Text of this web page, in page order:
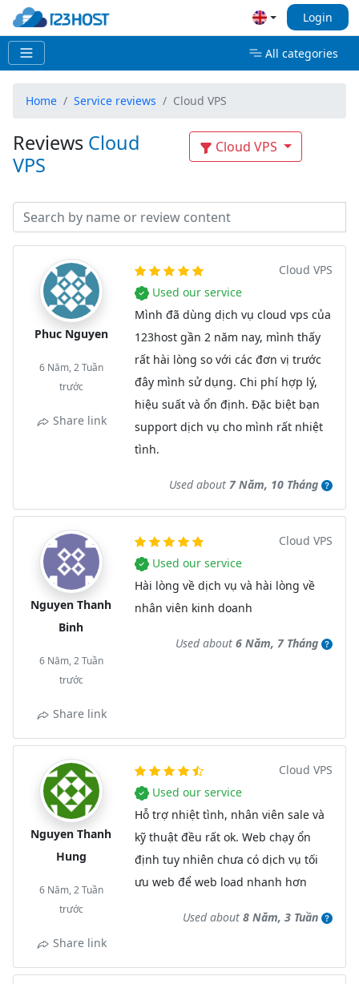
Login
All categories
Home Service reviews Cloud VPS
Reviews Cloud
VPS
Cloud VPS
Phuc Nguyen
6 Năm, 2 Tuần
trước
Share link
Cloud VPS
Used our service
Mình đã dùng dịch vụ cloud vps của
123host gần 2 năm nay, mình thấy
rất hài lòng so với các đơn vị trước
đây mình sử dụng. Chi phí hợp lý,
hiệu suất và ổn định. Đặc biệt bạn
support dịch vụ cho mình rất nhiệt
tình.
Used about 7 Năm, 10 Tháng
Nguyen Thanh
Binh
6 Năm, 2 Tuần
trước
Share link
Cloud VPS
Used our service
Hài lòng về dịch vụ và hài lòng về
nhân viên kinh doanh
Used about 6 Năm, 7 Tháng
Nguyen Thanh
Hung
6 Năm, 2 Tuần
trước
Share link
Cloud VPS
Used our service
Hỗ trợ nhiệt tình, nhân viên sale và
kỹ thuật đều rất ok. Web chạy ổn
định tuy nhiên chưa có dịch vụ tối
ưu web để web load nhanh hơn
Used about 8 Năm, 3 Tuần